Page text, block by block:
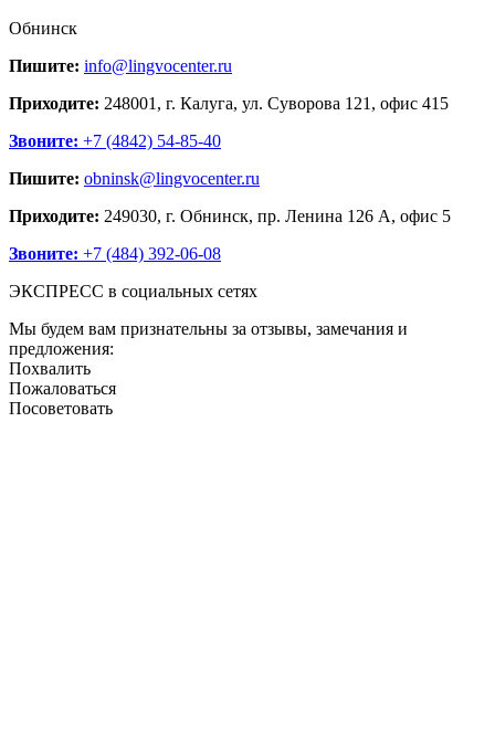
Обнинск
Пишите: info@lingvocenter.ru
Приходите: 248001, г. Калуга, ул. Суворова 121, офис 415
Звоните: +7 (4842) 54-85-40
Пишите: obninsk@lingvocenter.ru
Приходите: 249030, г. Обнинск, пр. Ленина 126 А, офис 5
Звоните: +7 (484) 392-06-08
ЭКСПРЕСС в социальных сетях
Мы будем вам признательны за отзывы, замечания и
предложения:
Похвалить
Пожаловаться
Посоветовать